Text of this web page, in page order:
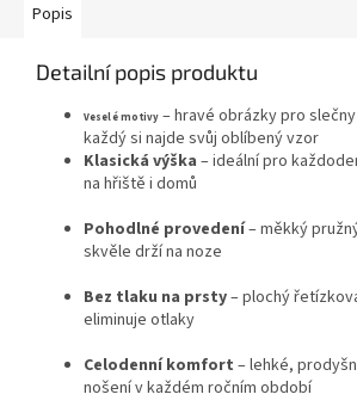
Popis
Detailní popis produktu
Veselé motivy – hravé obrázky pro
každý si najde svůj oblíbený vzor
Klasická výška – ideální pro
na hřiště i domů
Pohodlné provedení– měkký
skvěle drží na noze
Bez tlaku na prsty– plochý
eliminuje otlaky
Celodenní komfort – lehké,
nošení v každém ročním období